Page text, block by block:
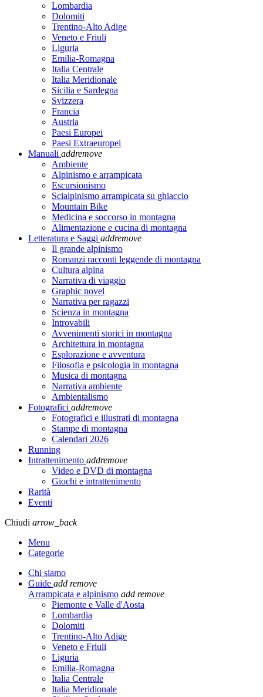
Lombardia
Dolomiti
Trentino-Alto Adige
Veneto e Friuli
Liguria
Emilia-Romagna
Italia Centrale
Italia Meridionale
Sicilia e Sardegna
Svizzera
Francia
Austria
Paesi Europei
Paesi Extraeuropei
Manuali addremove
Ambiente
Alpinismo e arrampicata
Escursionismo
Scialpinismo arrampicata su ghiaccio
Mountain Bike
Medicina e soccorso in montagna
Alimentazione e cucina di montagna
Letteratura e Saggi addremove
Il grande alpinismo
Romanzi racconti leggende di montagna
Cultura alpina
Narrativa di viaggio
Graphic novel
Narrativa per ragazzi
Scienza in montagna
Introvabili
Avvenimenti storici in montagna
Architettura in montagna
Esplorazione e avventura
Filosofia e psicologia in montagna
Musica di montagna
Narrativa ambiente
Ambientalismo
Fotografici addremove
Fotografici e illustrati di montagna
Stampe di montagna
Calendari 2026
Running
Intrattenimento addremove
Video e DVD di montagna
Giochi e intrattenimento
Rarità
Eventi
Chiudi arrow_back
Menu
Categorie
Chi siamo
Guide add remove
Arrampicata e alpinismo add remove
Piemonte e Valle d'Aosta
Lombardia
Dolomiti
Trentino-Alto Adige
Veneto e Friuli
Liguria
Emilia-Romagna
Italia Centrale
Italia Meridionale